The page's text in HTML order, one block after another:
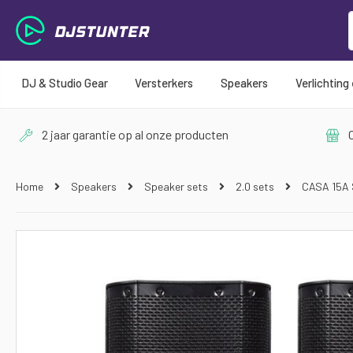
DJ & Studio Gear Versterkers Speakers
2 jaar garantie op al onze producten
Home Speakers Speaker sets 2.0 sets CASA